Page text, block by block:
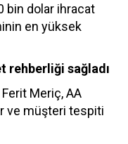
bin dolar ihracat
en yüksek
rehberliği sağladı
Meriç, AA
ve müşteri tespiti